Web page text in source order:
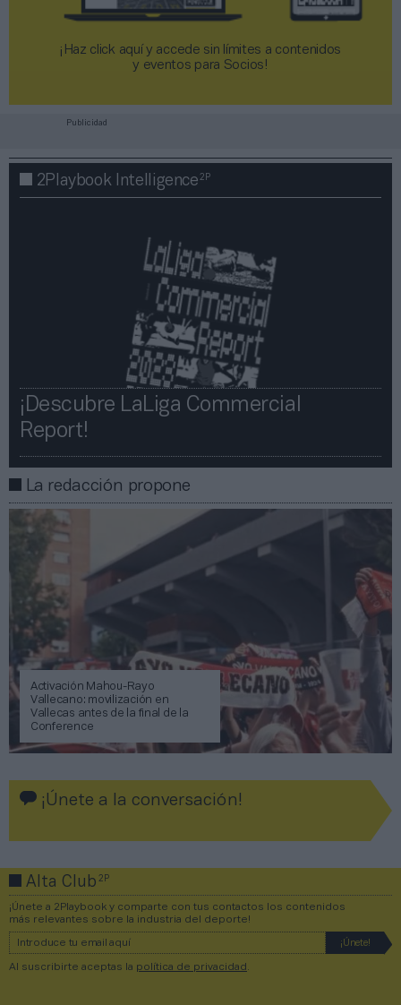
¡Haz click aquí y accede sin límites a contenidos
y eventos para Socios!​​​​​​​
Publicidad
2Playbook Intelligence2P
¡Descubre LaLiga Commercial
Report!​​
La redacción propone
Activación Mahou-Rayo
Vallecano: movilización en
Vallecas antes de la final de la
Conference
¡Únete a la conversación!
Alta Club2P
¡Únete a 2Playbook y comparte con tus contactos los contenidos
más relevantes sobre la industria del deporte!
Al suscribirte aceptas la política de privacidad